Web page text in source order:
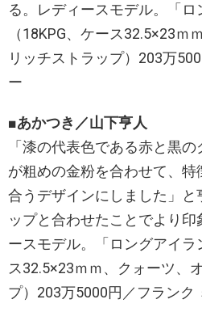
る。レディースモデル。「ロ
（18KPG、ケース32.5×23ｍ
リッチストラップ）203万
ー
■あかつき／山下亨人
「漆の代表色である赤と黒
が粗めの金粉を合わせて、
合うデザインにしました」と
ップと合わせたことでより
ースモデル。「ロングアイラ
ス32.5×23ｍｍ、クォーツ、
プ）203万5000円／フランク